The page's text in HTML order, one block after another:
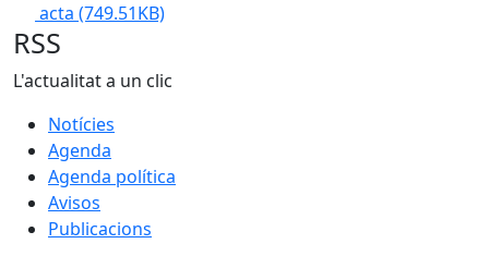
acta (749.51KB)
RSS
L'actualitat a un clic
Notícies
Agenda
Agenda política
Avisos
Publicacions